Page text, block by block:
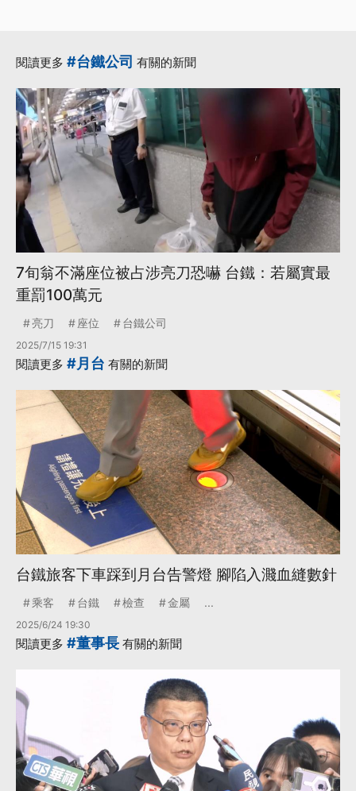
閱讀更多 #台鐵公司 有關的新聞
7旬翁不滿座位被占涉亮刀恐嚇 台鐵：若屬實最
重罰100萬元
亮刀 座位 台鐵公司
2025/7/15 19:31
閱讀更多 #月台 有關的新聞
台鐵旅客下車踩到月台告警燈 腳陷入濺血縫數針
乘客 台鐵 檢查 金屬 ...
2025/6/24 19:30
閱讀更多 #董事長 有關的新聞